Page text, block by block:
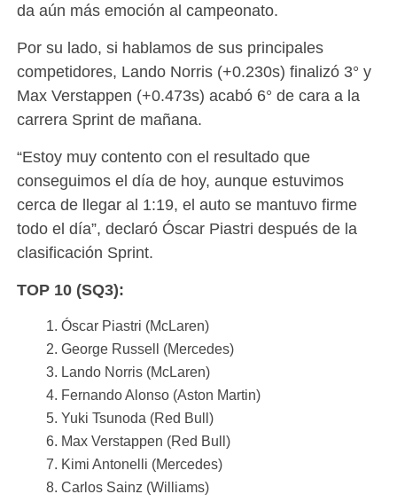
da aún más emoción al campeonato.
Por su lado, si hablamos de sus principales
competidores, Lando Norris (+0.230s) finalizó 3° y
Max Verstappen (+0.473s) acabó 6° de cara a la
carrera Sprint de mañana.
“Estoy muy contento con el resultado que
conseguimos el día de hoy, aunque estuvimos
cerca de llegar al 1:19, el auto se mantuvo firme
todo el día”, declaró Óscar Piastri después de la
clasificación Sprint.
TOP 10 (SQ3):
Óscar Piastri (McLaren)
George Russell (Mercedes)
Lando Norris (McLaren)
Fernando Alonso (Aston Martin)
Yuki Tsunoda (Red Bull)
Max Verstappen (Red Bull)
Kimi Antonelli (Mercedes)
Carlos Sainz (Williams)